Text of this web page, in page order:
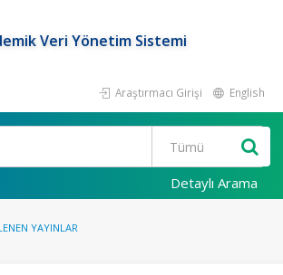
Veri Yönetim Sistemi
Araştırmacı Girişi English
Detaylı Arama
YAYINLAR